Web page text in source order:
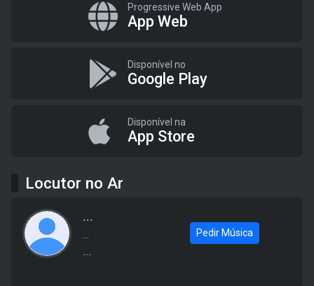
Progressive Web App
App Web
Disponível no
Google Play
Disponível na
App Store
Locutor no Ar
...
...
Pedir Música